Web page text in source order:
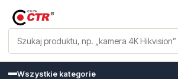
Wszystkie kategorie